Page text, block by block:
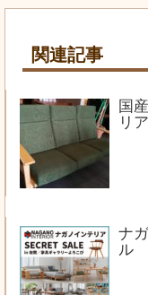
関連記事
国
リア
ナ
ル